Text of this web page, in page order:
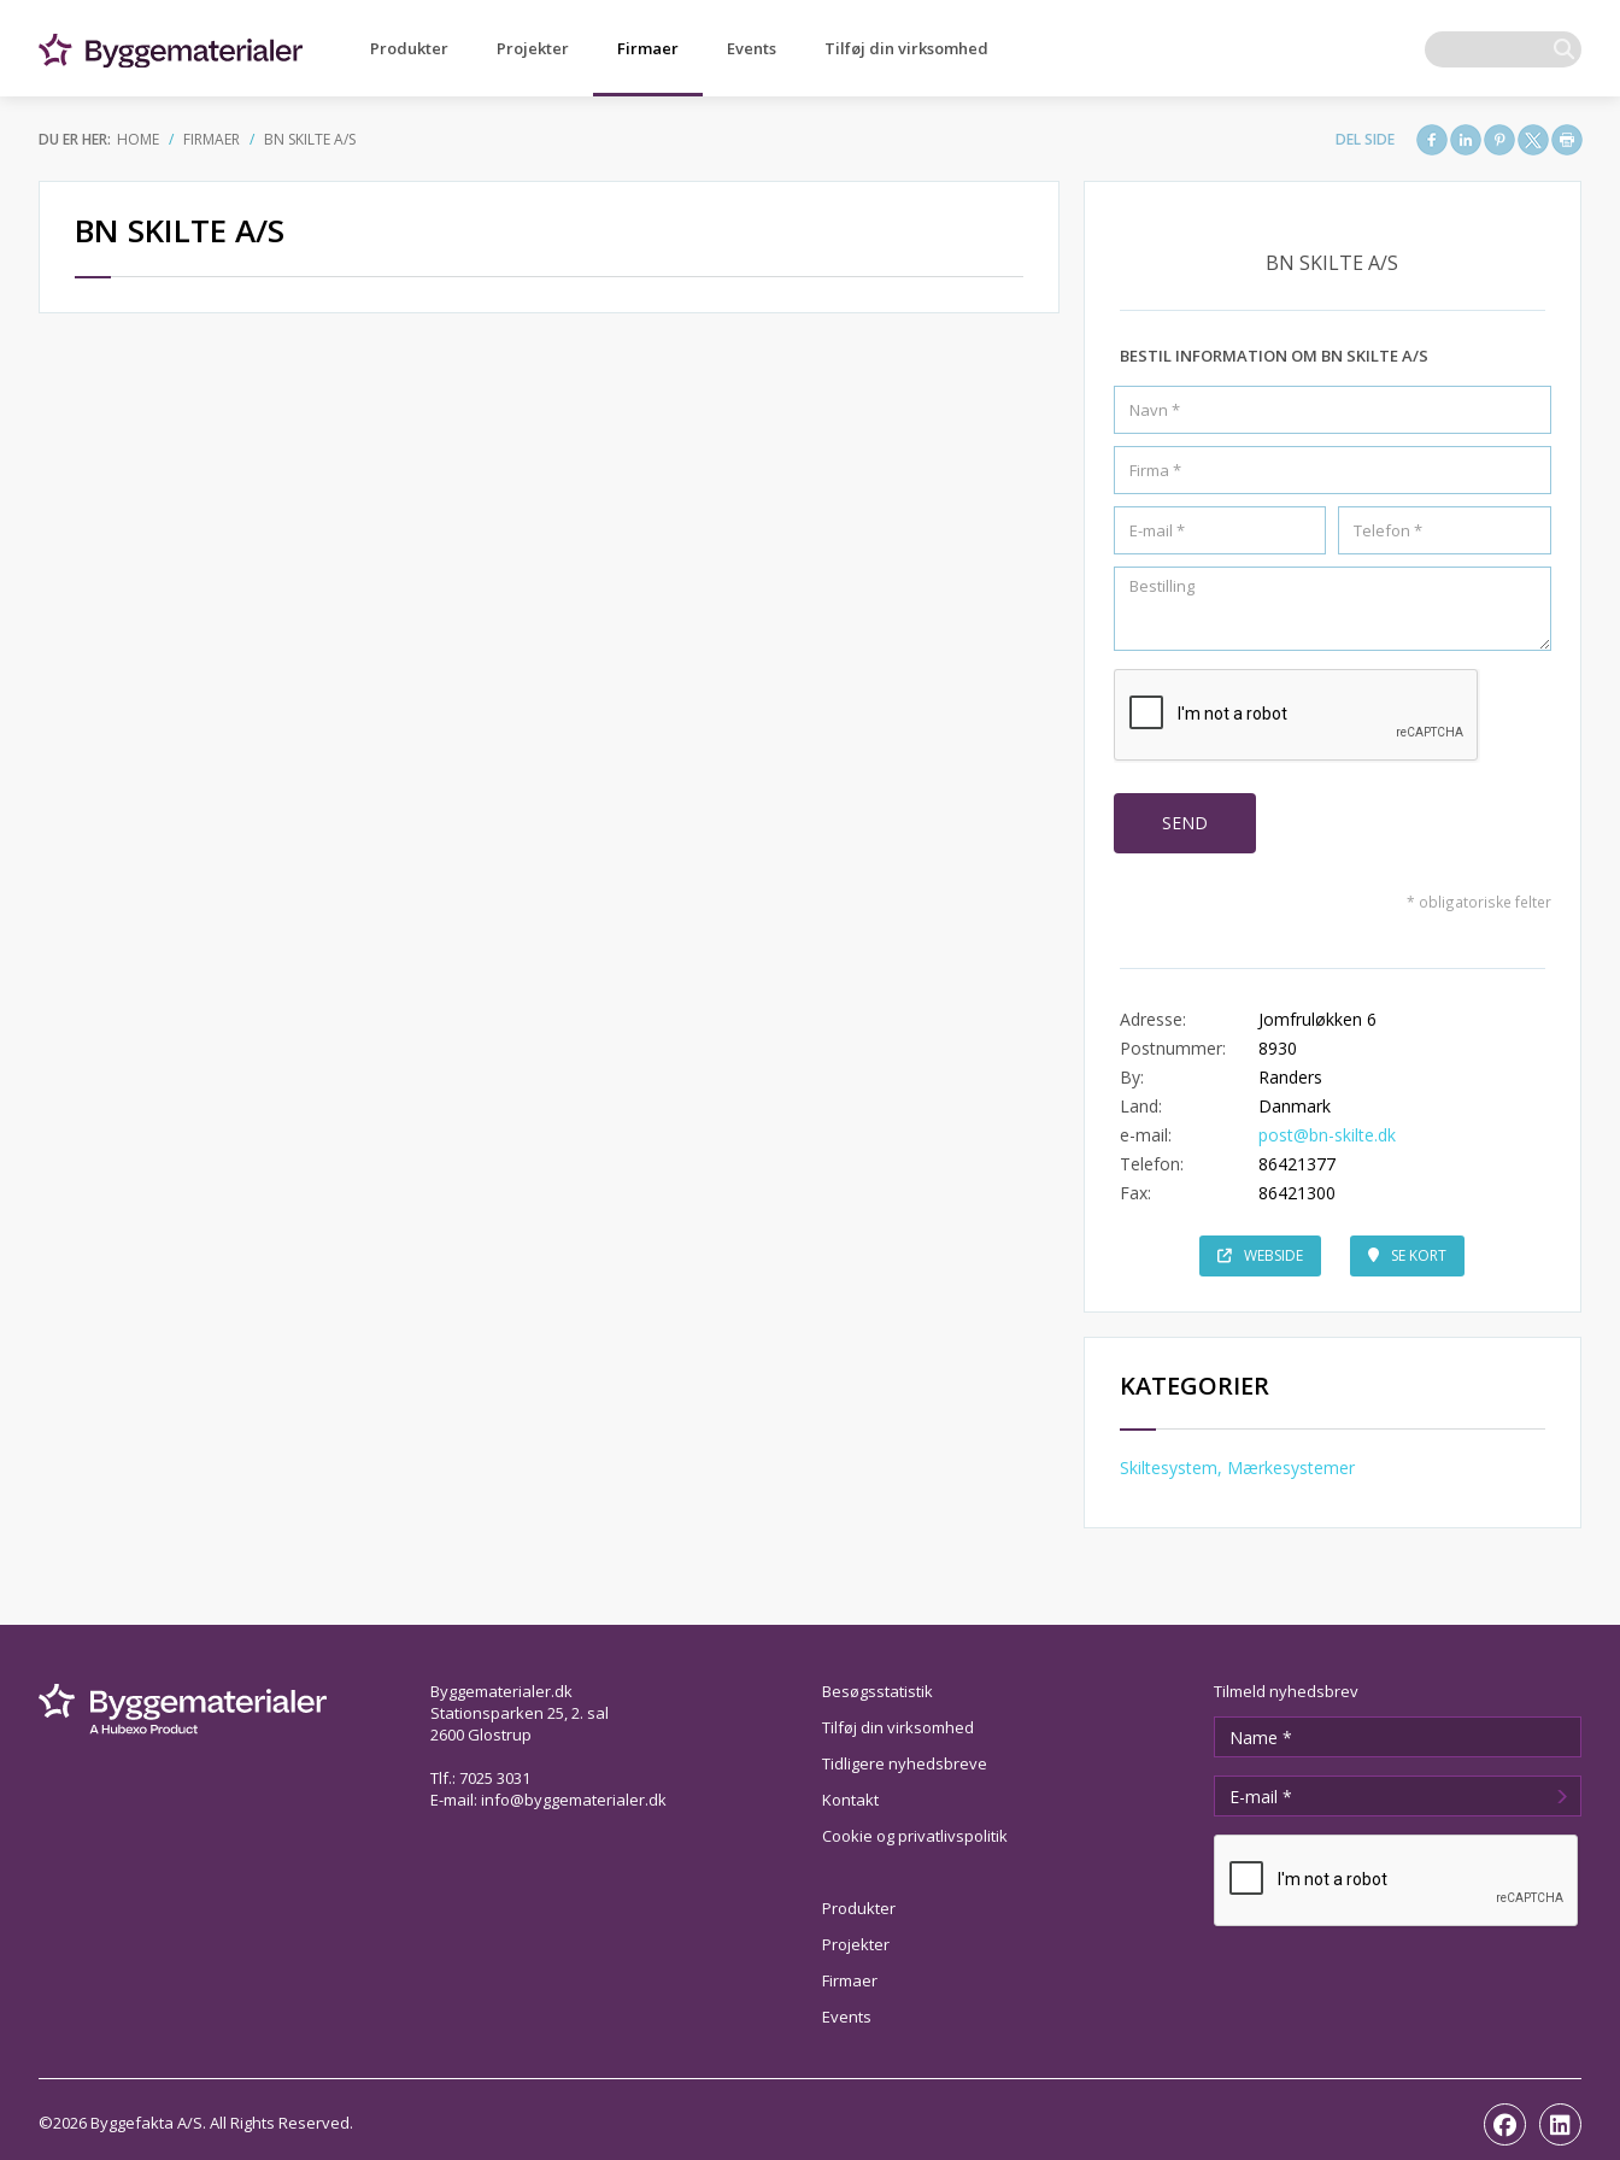
Produkter Projekter Firmaer Events Tilføj din virksomhed
DU ER HER: HOME FIRMAER BN SKILTE A/S
BN SKILTE A/S
BN SKILTE A/S
BESTIL INFORMATION OM BN SKILTE A/S
* obligatoriske felter
Adresse:
Jomfruløkken 6
Postnummer:
8930
By:
Randers
Land:
Danmark
e-mail:
post@bn-skilte.dk
Telefon:
86421377
Fax:
86421300
WEBSIDE SE KORT
KATEGORIER
Skiltesystem, Mærkesystemer
Byggematerialer.dk
Stationsparken 25, 2. sal
2600 Glostrup
Tlf.: 7025 3031
E-mail: info@byggematerialer.dk
Besøgsstatistik
Tilføj din virksomhed
Tidligere nyhedsbreve
Kontakt
Cookie og privatlivspolitik
Produkter
Projekter
Firmaer
Events
Tilmeld nyhedsbrev
©2026 Byggefakta A/S. All Rights Reserved.